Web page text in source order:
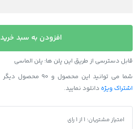
قرعه
کشی
فروشگاهی
نسخه
افزودن به سبد خرید
قابل دسترسی از طریق این پلن ها: پلن الماسی
شما می توانید این محصول و 90 محصول دیگر را با کمترین قیمت و
اشتراک ویژه دانلود نمایید.
سورس ربات قرعه کشی فروشگاهی نسخه پیشرفته
امتیاز مشتریان: 1 از1 رای